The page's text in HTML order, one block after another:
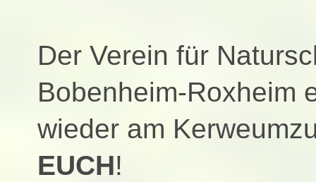
Der Verein für
Bobenheim-Roxheim
wieder am
EUCH!